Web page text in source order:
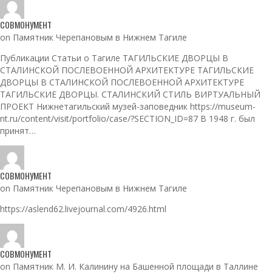
СОВМОНУМЕНТ
on Памятник Черепановым в Нижнем Тагиле
Публикации Статьи о Тагиле ТАГИЛЬСКИЕ ДВОРЦЫ В
СТАЛИНСКОЙ ПОСЛЕВОЕННОЙ АРХИТЕКТУРЕ ТАГИЛЬСКИЕ
ДВОРЦЫ В СТАЛИНСКОЙ ПОСЛЕВОЕННОЙ АРХИТЕКТУРЕ
ТАГИЛЬСКИЕ ДВОРЦЫ. СТАЛИНСКИЙ СТИЛЬ ВИРТУАЛЬНЫЙ
ПРОЕКТ Нижнетагильский музей-заповедник https://museum-
nt.ru/content/visit/portfolio/case/?SECTION_ID=87 В 1948 г. был
принят…
СОВМОНУМЕНТ
on Памятник Черепановым в Нижнем Тагиле
https://aslend62.livejournal.com/4926.html
СОВМОНУМЕНТ
on Памятник М. И. Калинину на Башенной площади в Таллине